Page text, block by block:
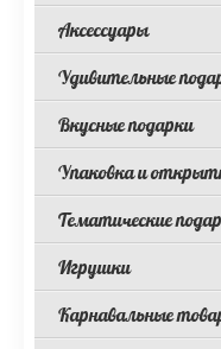
Аксессуары
Удивительные
Вкусные подарки
Упаковка и
Тематические
Игрушки
Карнавальные